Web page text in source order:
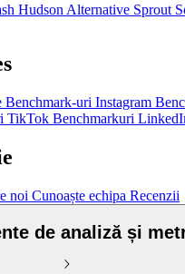
Hudson Alternative Sprout
Benchmark-uri Instagram
TikTok Benchmarkuri
noi Cunoaște echipa Recenzii
de analiză și